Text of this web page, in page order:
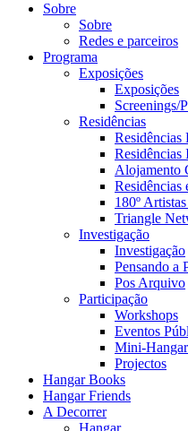
Sobre
Sobre
Redes e parceiros
Programa
Exposições
Exposições
Screenings/
Residências
Residências
Residências
Alojamento
Residências
180º
Triangle
Investigação
Investigação
Pensando a
Pos Arquivo
Participação
Workshops
Eventos
Mini-Hangar
Projectos
Hangar Books
Hangar Friends
A Decorrer
Hangar